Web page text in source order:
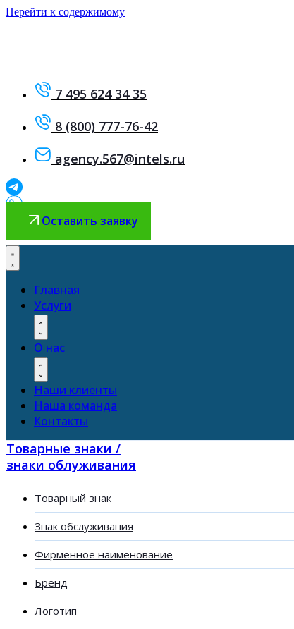
Перейти к содержимому
7 495 624 34 35
8 (800) 777-76-42
agency.567@intels.ru
Оставить заявку
Главная
Услуги
О нас
Наши клиенты
Наша команда
Контакты
Товарные знаки /
знаки облуживания
Товарный знак
Знак обслуживания
Фирменное наименование
Бренд
Логотип